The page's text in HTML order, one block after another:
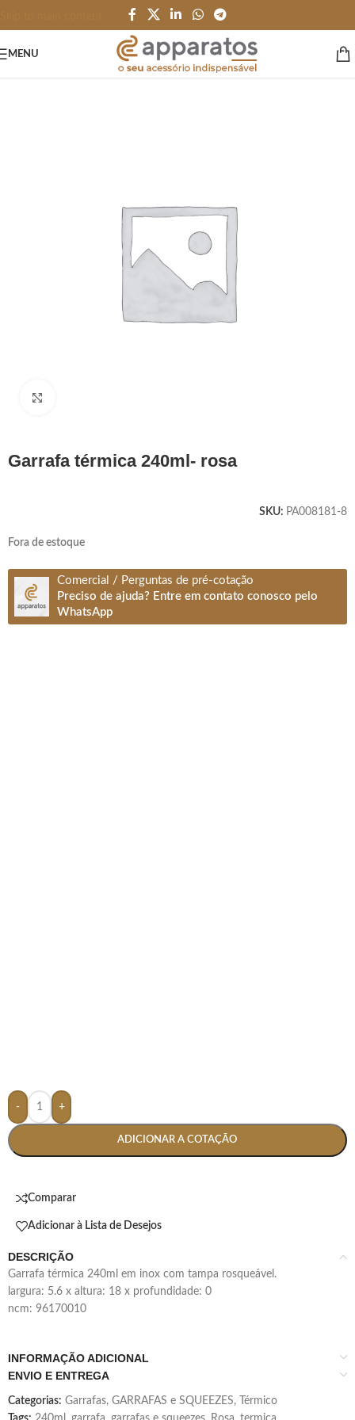
MENU
GARRAFAS e SQUEEZES/Garrafas/Térmico
garrafa térmica 240ml- rosa
SKU: PA008181-8
Fora de estoque
Comercial / Perguntas de pré-cotação
Preciso de ajuda? Entre em contato conosco pelo
WhatsApp
- +
ADICIONAR A COTAÇÃO
Comparar
Adicionar à Lista de Desejos
DESCRIÇÃO
garrafa térmica 240ml em inox com tampa rosqueável.
largura: 5.6 x altura: 18 x profundidade: 0
ncm: 96170010
INFORMAÇÃO ADICIONAL
ENVIO E ENTREGA
Categorias: Garrafas, GARRAFAS e SQUEEZES,
Térmico